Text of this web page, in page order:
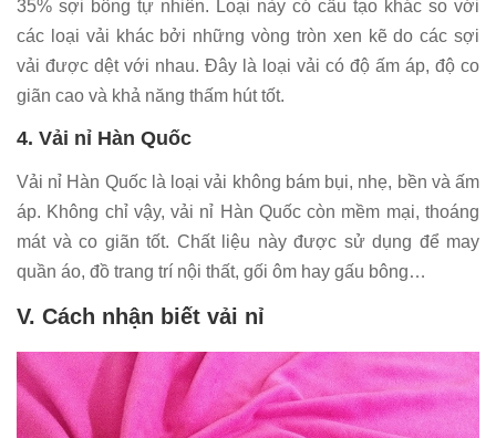
35% sợi bông tự nhiên. Loại này có cấu tạo khác so với
các loại vải khác bởi những vòng tròn xen kẽ do các sợi
vải được dệt với nhau. Đây là loại vải có độ ấm áp, độ co
giãn cao và khả năng thấm hút tốt.
4. Vải nỉ Hàn Quốc
Vải nỉ Hàn Quốc là loại vải không bám bụi, nhẹ, bền và ấm
áp. Không chỉ vậy, vải nỉ Hàn Quốc còn mềm mại, thoáng
mát và co giãn tốt. Chất liệu này được sử dụng để may
quần áo, đồ trang trí nội thất, gối ôm hay gấu bông…
V. Cách nhận biết vải nỉ